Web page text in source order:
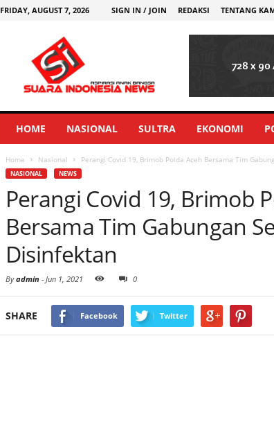
FRIDAY, AUGUST 7, 2026 SIGN IN / JOIN REDAKSI TENTANG
HOME NASIONAL SULTRA EKONOMI
Home Nasional Perangi Covid 19, Brimob Polda Aceh Bersama Tim
NASIONAL NEWS
Perangi Covid 19, Brimob
Bersama Tim Gabungan
Disinfektan
Byadmin - Jun 1, 2021 0
SHARE Facebook Twitter